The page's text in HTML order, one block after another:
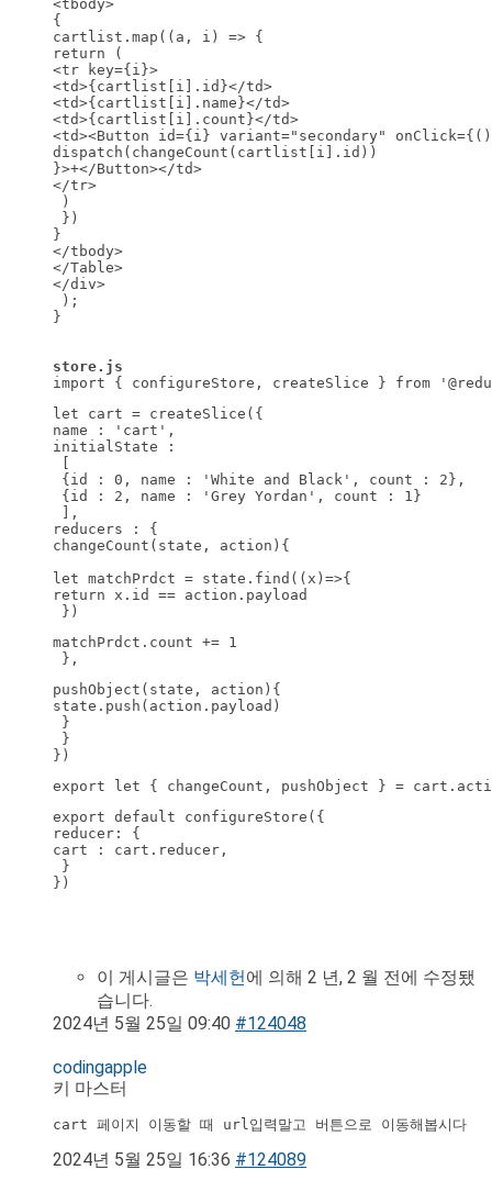
<tbody>
{
cartlist.map((a, i) => {
return (
<tr key={i}>
<td>{cartlist[i].id}</td>
<td>{cartlist[i].name}</td>
<td>{cartlist[i].count}</td>
<td><Button id={i} variant="secondary"
dispatch(changeCount(cartlist[i].id))
}>+</Button></td>
</tr>
)
})
}
</tbody>
</Table>
</div>
);
}
import { configureStore, createSlice } from
let cart = createSlice({
name : 'cart',
initialState :
{id : 0, name : 'White and Black', count : 2},
{id : 2, name : 'Grey Yordan', count : 1}
],
reducers : {
changeCount(state, action){
let matchPrdct = state.find((x)=>{
return x.id == action.payload
})
matchPrdct.count += 1
},
pushObject(state, action){
state.push(action.payload)
}
}
})
export let { changeCount, pushObject } =
export default configureStore({
reducer: {
cart : cart.reducer,
}
})
이 게시글은 박세헌에 의해 2 년, 2 월 전에 수정됐
습니다.
2024년 5월 25일 09:40 #124048
codingapple
키 마스터
cart 페이지 이동할 때 url입력말고 버튼으로 이동해봅시다
2024년 5월 25일 16:36 #124089